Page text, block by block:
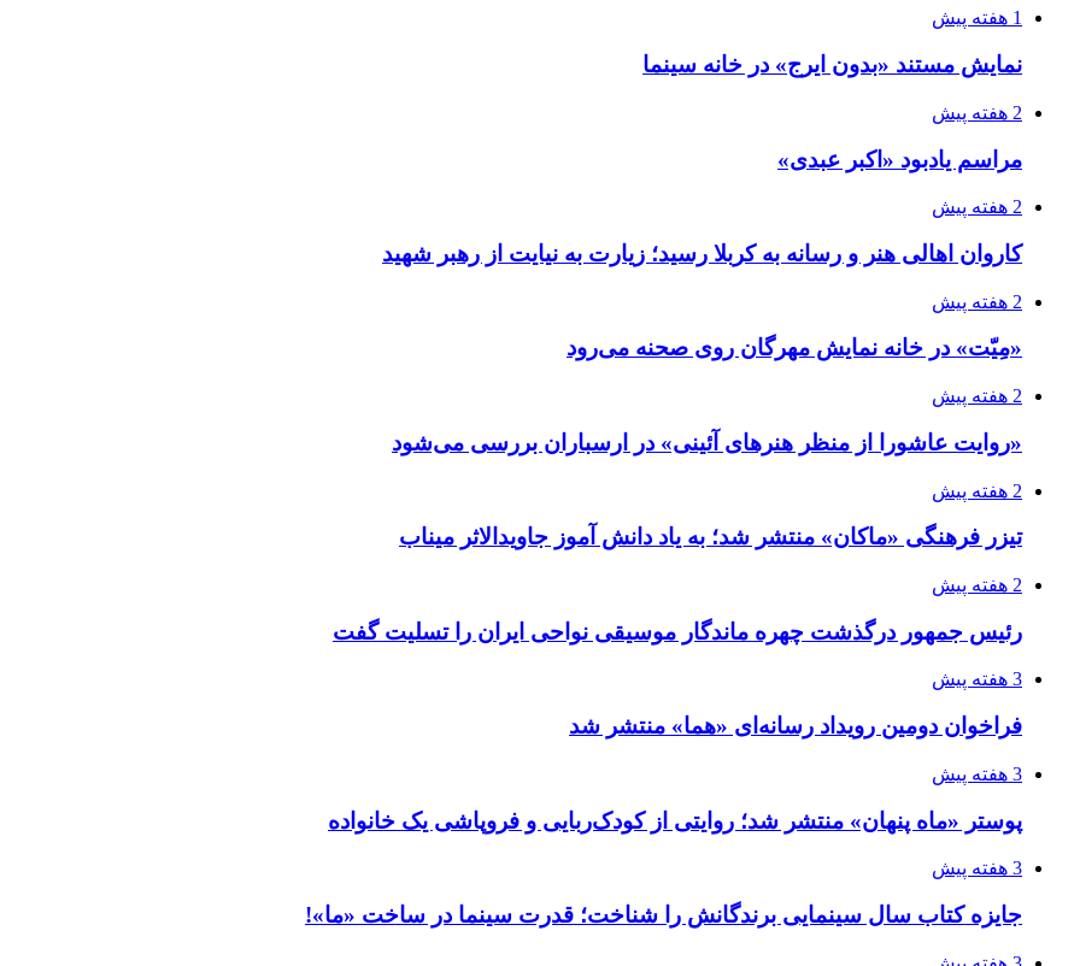
1 هفته پیش
نمایش مستند «بدون ایرج» در خانه سینما
2 هفته پیش
مراسم یادبود «اکبر عبدی»
2 هفته پیش
کاروان اهالی هنر و رسانه به کربلا رسید؛ زیارت به نیایت از رهبر شهید
2 هفته پیش
«مِیّت» در خانه نمایش مهرگان روی صحنه می‌رود
2 هفته پیش
«روایت عاشورا از منظر هنرهای آئینی» در ارسباران بررسی می‌شود
2 هفته پیش
تیزر فرهنگی «ماکان» منتشر شد؛ به یاد دانش آموز جاویدالاثر میناب
2 هفته پیش
رئیس جمهور درگذشت چهره ماندگار موسیقی نواحی ایران را تسلیت گفت
3 هفته پیش
فراخوان دومین رویداد رسانه‌ای «هما» منتشر شد
3 هفته پیش
پوستر «ماه پنهان» منتشر شد؛ روایتی از کودک‌ربایی و فروپاشی یک خانواده
3 هفته پیش
جایزه کتاب سال سینمایی برندگانش را شناخت؛ قدرت سینما در ساخت «ما»!